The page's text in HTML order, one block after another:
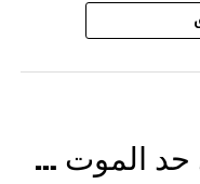
حد الموت …